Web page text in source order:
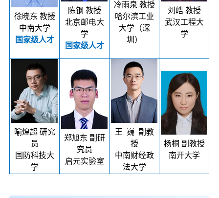
徐晓东 教授
中南大学
国家级人才
陈钢 教授
北京邮电大
学
国家级人才
冷雨泉 教授
哈尔滨工业
大学（深
圳）
刘皓 教授
武汉工程大
学
喻煌超 研究
员
国防科技大
学
郑旭东 副研
究员
启元实验室
王 巍 副教
授
中南财经政
法大学
杨桐 副教授
南开大学